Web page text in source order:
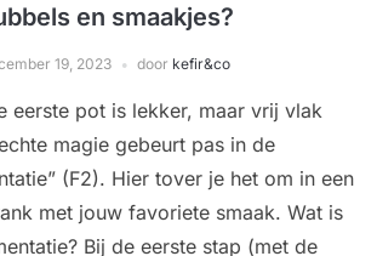
en smaakjes?
19, 2023 door kefir&co
eerste pot is lekker, maar vrij vlak
magie gebeurt pas in de
(F2). Hier tover je het om in een
met jouw favoriete smaak. Wat is
Bij de eerste stap (met de